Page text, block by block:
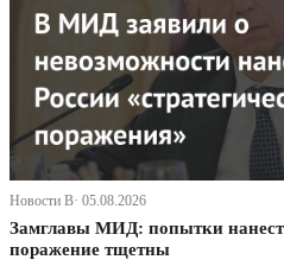
Новости В· 05.08.2026
Замглавы МИД: попытки
поражение тщетны